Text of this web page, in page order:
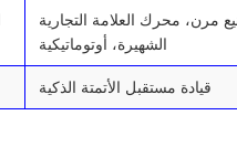
مرن، محرك العلامة التجارية
الشهيرة، أوتوماتيكية
قيادة مستقبل الأتمتة الذكية